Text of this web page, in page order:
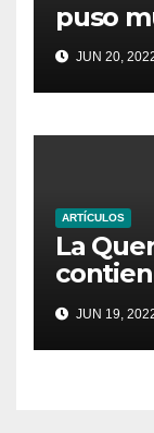
puso
JUN 20,
ARTÍCULOS
La
laJUN 19,